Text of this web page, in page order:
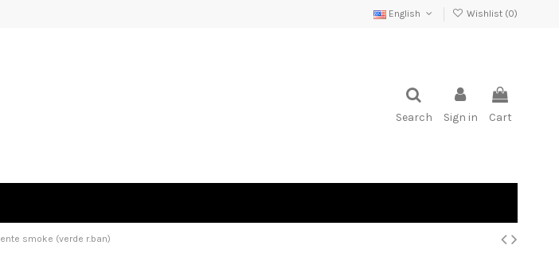
English Wishlist (0)
Search Sign in Cart
smoke (verde r.ban)